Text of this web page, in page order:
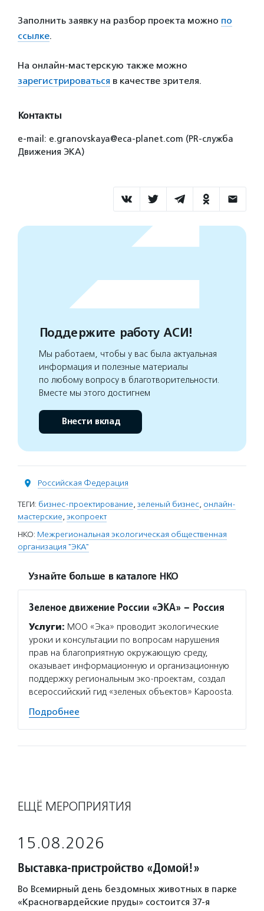
Заполнить заявку на разбор проекта можно по
ссылке.
На онлайн-мастерскую также можно
зарегистрироваться в качестве зрителя.
Контакты
e-mail: e.granovskaya@eca-planet.com (PR-служба
Движения ЭКА)
Поддержите работу АСИ!
Мы работаем, чтобы у вас была актуальная
информация и полезные материалы
по любому вопросу в благотворительности.
Вместе мы этого достигнем
Внести вклад
Российская Федерация
ТЕГИ: бизнес-проектирование, зеленый бизнес, онлайн-
мастерские, экопроект
НКО: Межрегиональная экологическая общественная
организация "ЭКА"
Узнайте больше в каталоге НКО
Зеленое движение России «ЭКА» – Россия
Услуги: МОО «Эка» проводит экологические
уроки и консультации по вопросам нарушения
прав на благоприятную окружающую среду,
оказывает информационную и организационную
поддержку региональным эко-проектам, создал
всероссийский гид «зеленых объектов» Kapoosta.
Подробнее
ЕЩЁ МЕРОПРИЯТИЯ
15.08.2026
Выставка-пристройство «Домой!»
Во Всемирный день бездомных животных в парке
«Красногвардейские пруды» состоится 37-я